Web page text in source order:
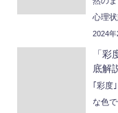
心理状
2024年
「彩
底解
｢彩
な色